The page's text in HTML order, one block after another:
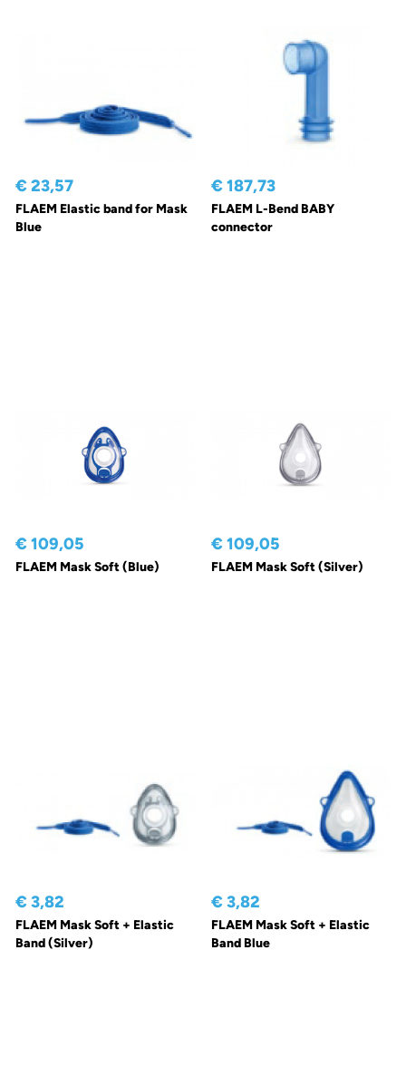
€ 23,57
FLAEM Elastic band for Mask
Blue
€ 187,73
FLAEM L-Bend BABY
connector
€ 109,05
FLAEM Mask Soft (Blue)
€ 109,05
FLAEM Mask Soft (Silver)
€ 3,82
FLAEM Mask Soft + Elastic
Band (Silver)
€ 3,82
FLAEM Mask Soft + Elastic
Band Blue